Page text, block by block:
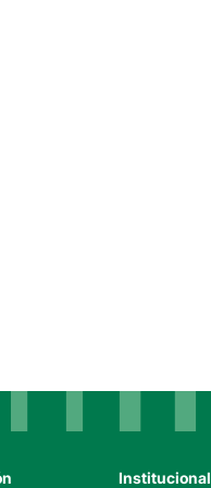
Institucional